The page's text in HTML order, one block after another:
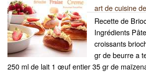
art de cuisine
Recette de
Ingrédients
croissants
gr de beurre a
250 ml de lait 1 œuf entier 35 gr de